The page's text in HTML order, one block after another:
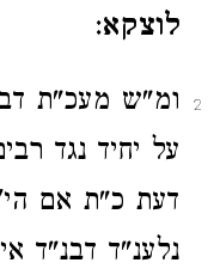
לוצקא:
2
ומ"ש מעכ"ת
על יחיד נגד
דעת כ"ת אם
נלענ"ד דבנ"ד